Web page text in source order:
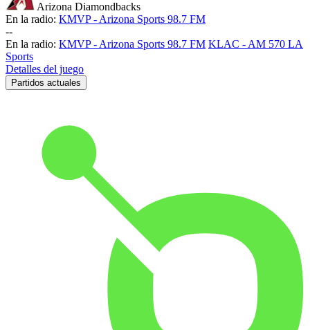
Arizona Diamondbacks
En la radio: KMVP - Arizona Sports 98.7 FM
--
En la radio: KMVP - Arizona Sports 98.7 FM KLAC - AM 570 LA
Sports
Detalles del juego
Partidos actuales